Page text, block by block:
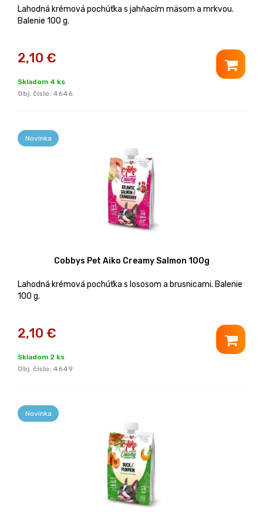
Lahodná krémová pochúťka s jahňacím mäsom a mrkvou.
Balenie 100 g.
2,10 €
Skladom 4 ks
Obj. čislo: 4646
Novinka
Cobbys Pet Aiko Creamy Salmon 100g
Lahodná krémová pochúťka s lososom a brusnicami. Balenie
100 g.
2,10 €
Skladom 2 ks
Obj. čislo: 4649
Novinka